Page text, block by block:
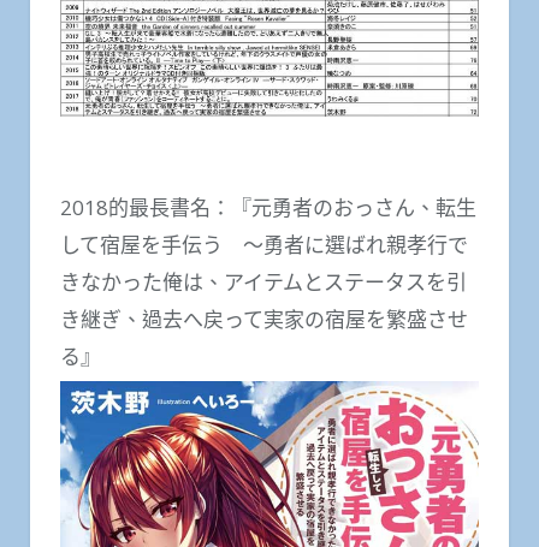
2018的最長書名：『元勇者のおっさん、転生
して宿屋を手伝う ～勇者に選ばれ親孝行で
きなかった俺は、アイテムとステータスを引
き継ぎ、過去へ戻って実家の宿屋を繁盛させ
る』